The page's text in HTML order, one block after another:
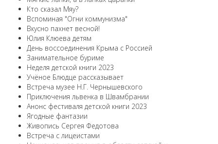
Кто сказал Мяу?
Вспоминая "Огни коммунизма"
Вкусно пахнет весной!
Юлия Клюева детям
День воссоединения Крыма с Россией
Занимательное буриме
Неделя детской книги 2023
Учёное Блюдце рассказывает
Встреча музее Н.Г. Чернышевского
Приключения львенка в Швамбрании
Анонс фестиваля детской книги 2023
Ягодные фантазии
Живопись Сергея Федотова
Встреча с лицеистами